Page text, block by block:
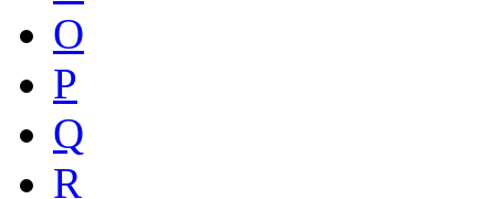
O
P
Q
R